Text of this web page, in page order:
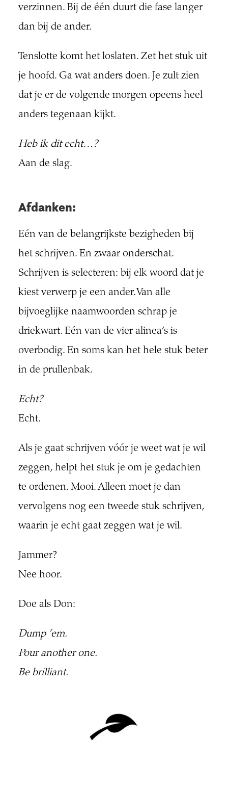
verzinnen. Bij de één duurt die fase langer
dan bij de ander.
Tenslotte komt het loslaten. Zet het stuk uit
je hoofd. Ga wat anders doen. Je zult zien
dat je er de volgende morgen opeens heel
anders tegenaan kijkt.
Heb ik dit echt…?
Aan de slag.
Afdanken:
Eén van de belangrijkste bezigheden bij
het schrijven. En zwaar onderschat.
Schrijven is selecteren: bij elk woord dat je
kiest verwerp je een ander. Van alle
bijvoeglijke naamwoorden schrap je
driekwart. Eén van de vier alinea’s is
overbodig. En soms kan het hele stuk beter
in de prullenbak.
Echt?
Echt.
Als je gaat schrijven vóór je weet wat je wil
zeggen, helpt het stuk je om je gedachten
te ordenen. Mooi. Alleen moet je dan
vervolgens nog een tweede stuk schrijven,
waarin je echt gaat zeggen wat je wil.
Jammer?
Nee hoor.
Doe als Don:
Dump ’em.
Pour another one.
Be brilliant.